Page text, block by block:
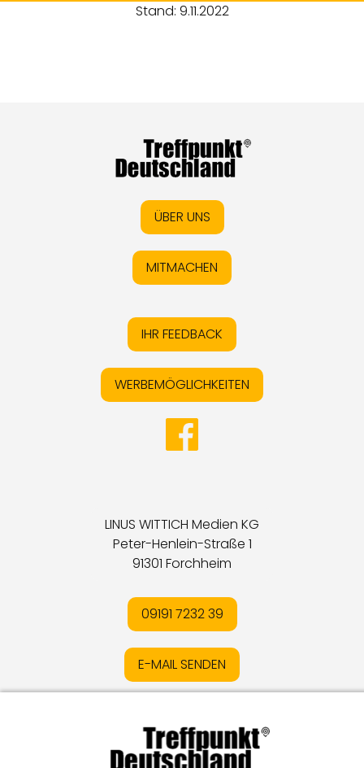
Stand: 9.11.2022
ÜBER UNS
MITMACHEN
IHR FEEDBACK
WERBEMÖGLICHKEITEN
LINUS WITTICH Medien KG
Peter-Henlein-Straße 1
91301 Forchheim
09191 7232 39
E-MAIL SENDEN
DatenschutzIOnline-Streitschlichtung
MediadatenIKontakt IVertrag widerrufen